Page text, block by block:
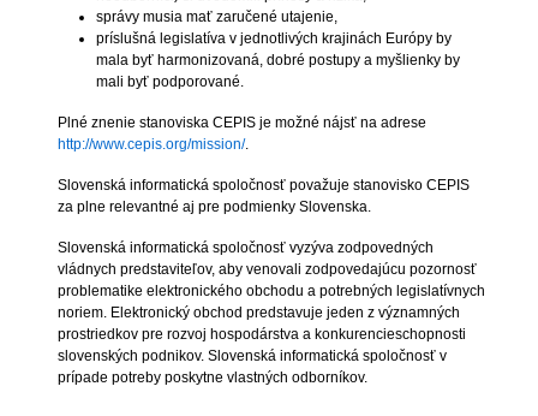
správy musia mať zaručené utajenie,
príslušná legislatíva v jednotlivých krajinách Európy by
mala byť harmonizovaná, dobré postupy a myšlienky by
mali byť podporované.
Plné znenie stanoviska CEPIS je možné nájsť na adrese
http://www.cepis.org/mission/.
Slovenská informatická spoločnosť považuje stanovisko CEPIS
za plne relevantné aj pre podmienky Slovenska.
Slovenská informatická spoločnosť vyzýva zodpovedných
vládnych predstaviteľov, aby venovali zodpovedajúcu pozornosť
problematike elektronického obchodu a potrebných legislatívnych
noriem. Elektronický obchod predstavuje jeden z významných
prostriedkov pre rozvoj hospodárstva a konkurencieschopnosti
slovenských podnikov. Slovenská informatická spoločnosť v
prípade potreby poskytne vlastných odborníkov.